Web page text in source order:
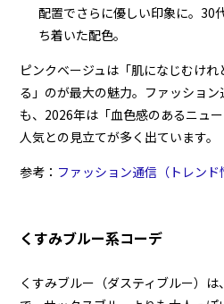
配置でさらに優しい印象に。30
ち着いた配色。
ピンクベージュは「肌になじむけ
る」のが最大の魅力。ファッショ
も、2026年は「血色感のあるニュ
人気との見立てが多く出ています。
参考： ファッション通信（トレンド
くすみブルー系コーデ
くすみブルー（ダスティブルー）